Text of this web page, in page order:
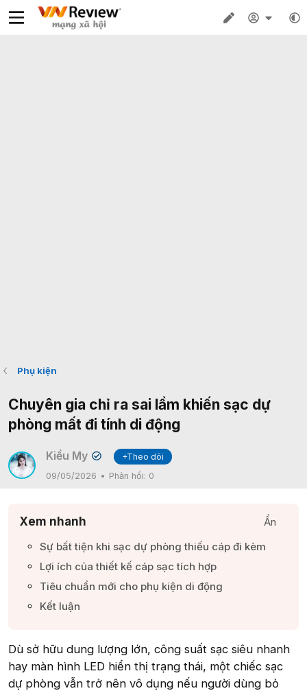
Phụ kiện
Chuyên gia chỉ ra sai lầm khiến sạc dự
phòng mất đi tính di động
Kiều My ✔
+Theo dõi
09/05/2026
Phản hồi: 0
Xem nhanh
Ẩn
Sự bất tiện khi sạc dự phòng thiếu cáp đi kèm​
Lợi ích của thiết kế cáp sạc tích hợp​
Tiêu chuẩn mới cho phụ kiện di động​
Kết luận​
Dù sở hữu dung lượng lớn, công suất sạc siêu nhanh
hay màn hình LED hiển thị trạng thái, một chiếc sạc
dự phòng vẫn trở nên vô dụng nếu người dùng bỏ